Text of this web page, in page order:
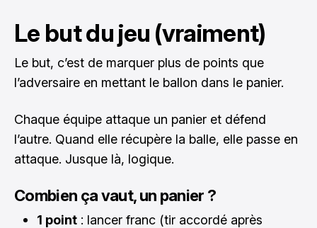
Le but du jeu (vraiment)
Le but, c’est de marquer plus de points que
l’adversaire en mettant le ballon dans le panier.
Chaque équipe attaque un panier et défend
l’autre. Quand elle récupère la balle, elle passe en
attaque. Jusque là, logique.
Combien ça vaut, un panier ?
1 point : lancer franc (tir accordé après